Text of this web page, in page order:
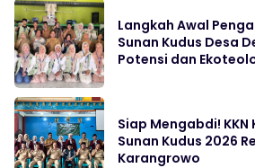
Langkah Awal
Sunan Kudus Desa
Potensi dan
Siap Mengabdi! KKN
Sunan Kudus 2026
Karangrowo